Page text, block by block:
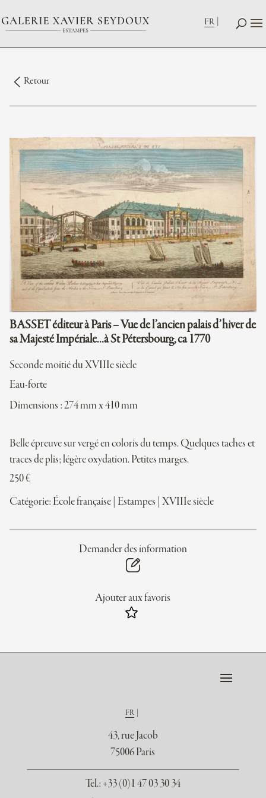
FR
Retour
BASSET éditeur à Paris – Vue de l’ancien palais d’hiver de
sa Majesté Impériale…à St Pétersbourg, ca 1770
Seconde moitié du XVIIIe siècle
Eau-forte
Dimensions : 274 mm x 410 mm
Belle épreuve sur vergé en coloris du temps. Quelques taches et
traces de plis; légère oxydation. Petites marges.
250€
Catégorie: École française Estampes XVIIIe siècle
Demander des information
Ajouter aux favoris
FR
43, rue Jacob
75006 Paris
Tel.: +33 (0)1 47 03 30 34